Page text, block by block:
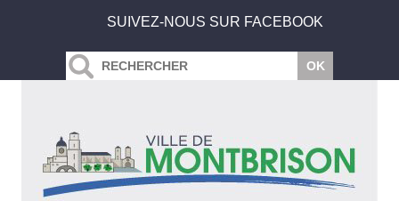
SUIVEZ-NOUS SUR FACEBOOK